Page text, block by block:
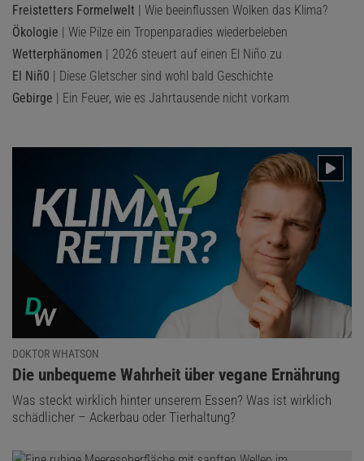
Freistetters Formelwelt | Wie beeinflussen Wolken das Klima?
Ökologie | Wie Pilze ein Tropenparadies wiederbeleben
Wetterphänomen | 2026 steuert auf einen El Niño zu
El Niñ0 | Diese Gletscher sind wohl bald Geschichte
Gebirge | Ein Feuer, wie es Jahrtausende nicht vorkam
DOKTOR WHATSON
:
Die unbequeme Wahrheit über vegane Ernährung
Was steckt wirklich hinter unserem Essen? Was ist wirklich
schädlicher – Ackerbau oder Tierhaltung?